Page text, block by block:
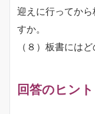
迎えに行ってか
すか。
（８）板書には
回答のヒント